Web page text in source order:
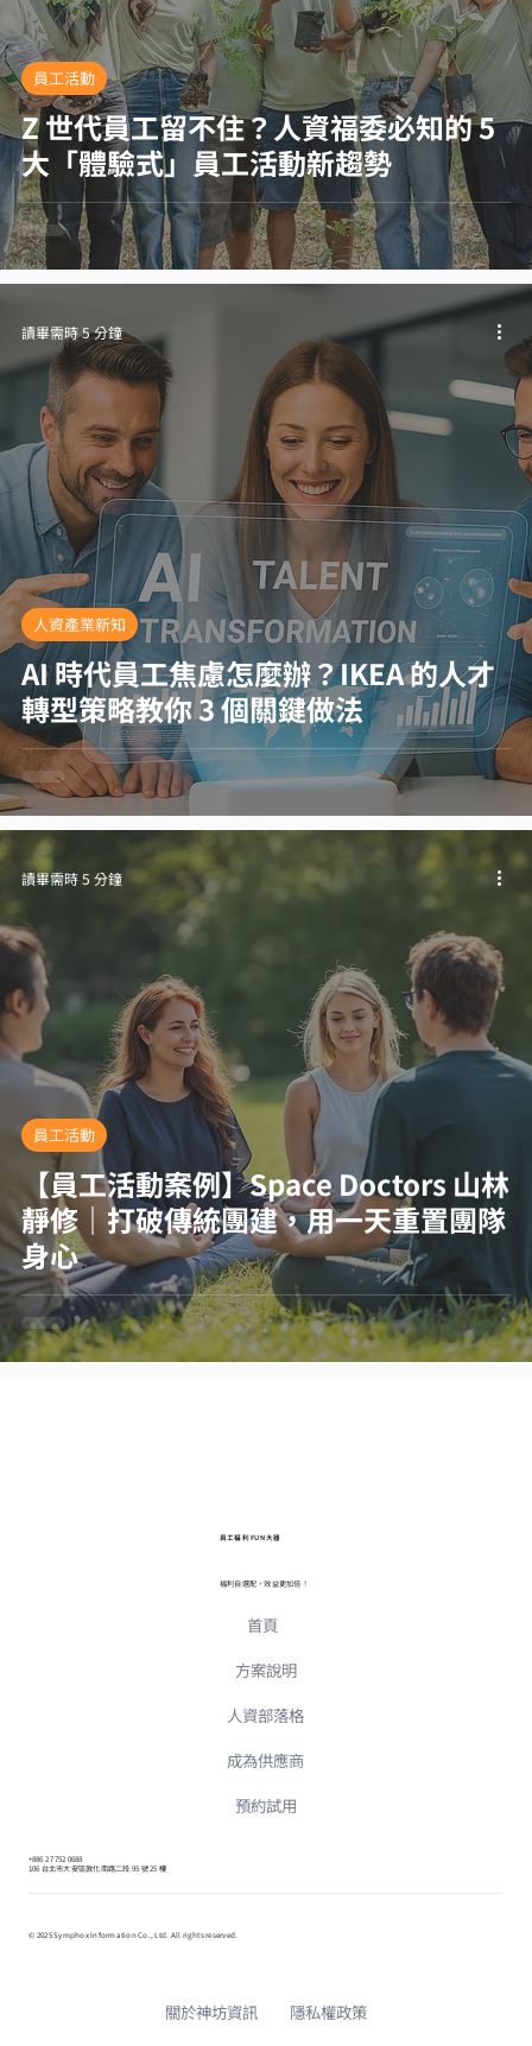
Z 世代員工留不住？人資福委必知的 5
大「體驗式」員工活動新趨勢
員工活動
AI 時代員工焦慮怎麼辦？IKEA 的人才
轉型策略教你 3 個關鍵做法
人資產業新知
讀畢需時 5 分鐘
【員工活動案例】Space Doctors 山林
靜修｜打破傳統團建，用一天重置團隊
身心
員工活動
讀畢需時 5 分鐘
員工福利 FUN 大器
福利自選配，效益更加倍！
+886 2 7752 0688
106 台北市大安區敦化南路二段 95 號 25 樓
首頁
方案說明
人資部落格
成為供應商
預約試用
關於神坊資訊 隱私權政策
© 2025 Symphox Information Co., Ltd. All rights reserved.